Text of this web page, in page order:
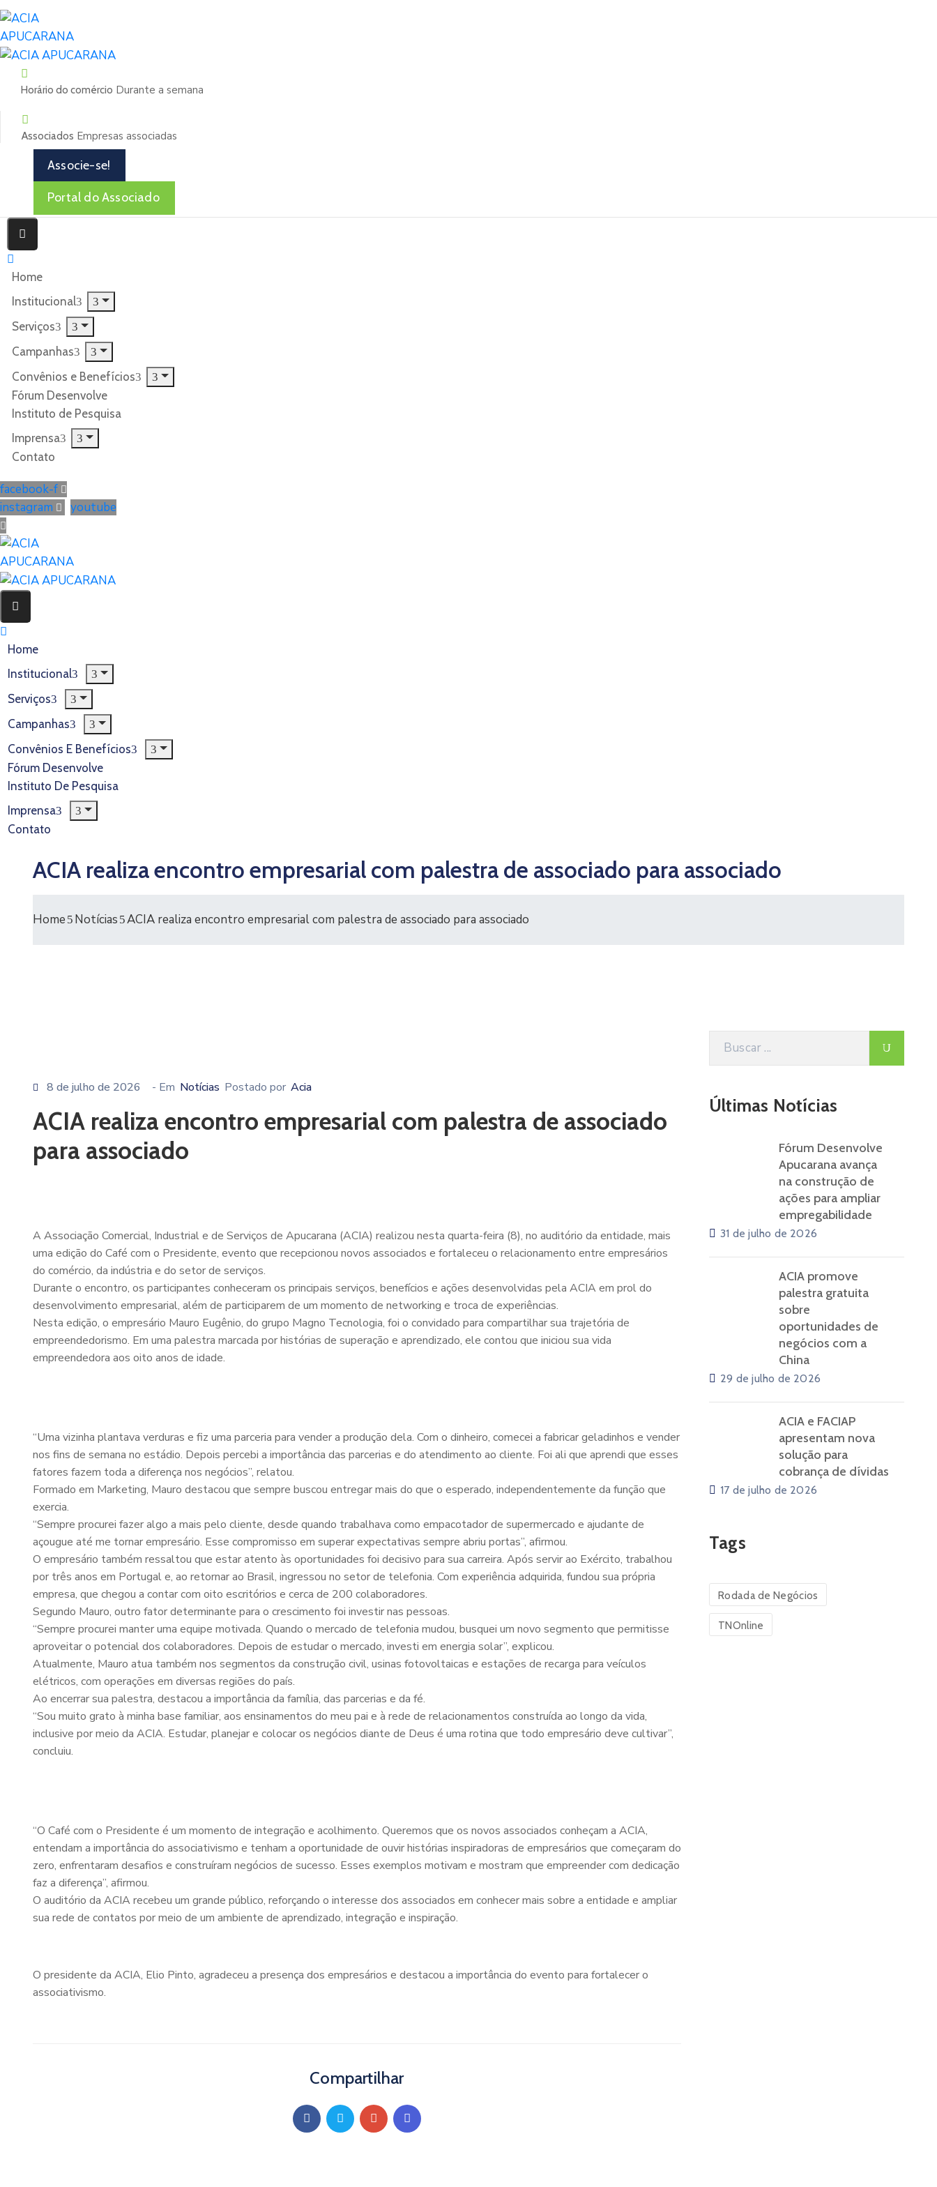
Horário do comércio Durante a semana
Associados Empresas associadas
Associe-se!
Portal do Associado
Home
Institucional
Serviços
Campanhas
Convênios e Benefícios
Fórum Desenvolve
Instituto de Pesquisa
Imprensa
Contato
facebook-f
instagram
youtube
Home
Institucional
Serviços
Campanhas
Convênios E Benefícios
Fórum Desenvolve
Instituto De Pesquisa
Imprensa
Contato
ACIA realiza encontro empresarial com palestra de associado para associado
Home Notícias ACIA realiza encontro empresarial com palestra de associado para associado
8 de julho de 2026 - Em Notícias Postado por Acia
ACIA realiza encontro empresarial com palestra de associado
para associado
A Associação Comercial, Industrial e de Serviços de Apucarana (ACIA) realizou nesta quarta-feira (8), no auditório da entidade, mais
uma edição do Café com o Presidente, evento que recepcionou novos associados e fortaleceu o relacionamento entre empresários
do comércio, da indústria e do setor de serviços.
Durante o encontro, os participantes conheceram os principais serviços, benefícios e ações desenvolvidas pela ACIA em prol do
desenvolvimento empresarial, além de participarem de um momento de networking e troca de experiências.
Nesta edição, o empresário Mauro Eugênio, do grupo Magno Tecnologia, foi o convidado para compartilhar sua trajetória de
empreendedorismo. Em uma palestra marcada por histórias de superação e aprendizado, ele contou que iniciou sua vida
empreendedora aos oito anos de idade.
“Uma vizinha plantava verduras e fiz uma parceria para vender a produção dela. Com o dinheiro, comecei a fabricar geladinhos e vender
nos fins de semana no estádio. Depois percebi a importância das parcerias e do atendimento ao cliente. Foi ali que aprendi que esses
fatores fazem toda a diferença nos negócios”, relatou.
Formado em Marketing, Mauro destacou que sempre buscou entregar mais do que o esperado, independentemente da função que
exercia.
“Sempre procurei fazer algo a mais pelo cliente, desde quando trabalhava como empacotador de supermercado e ajudante de
açougue até me tornar empresário. Esse compromisso em superar expectativas sempre abriu portas”, afirmou.
O empresário também ressaltou que estar atento às oportunidades foi decisivo para sua carreira. Após servir ao Exército, trabalhou
por três anos em Portugal e, ao retornar ao Brasil, ingressou no setor de telefonia. Com experiência adquirida, fundou sua própria
empresa, que chegou a contar com oito escritórios e cerca de 200 colaboradores.
Segundo Mauro, outro fator determinante para o crescimento foi investir nas pessoas.
“Sempre procurei manter uma equipe motivada. Quando o mercado de telefonia mudou, busquei um novo segmento que permitisse
aproveitar o potencial dos colaboradores. Depois de estudar o mercado, investi em energia solar”, explicou.
Atualmente, Mauro atua também nos segmentos da construção civil, usinas fotovoltaicas e estações de recarga para veículos
elétricos, com operações em diversas regiões do país.
Ao encerrar sua palestra, destacou a importância da família, das parcerias e da fé.
“Sou muito grato à minha base familiar, aos ensinamentos do meu pai e à rede de relacionamentos construída ao longo da vida,
inclusive por meio da ACIA. Estudar, planejar e colocar os negócios diante de Deus é uma rotina que todo empresário deve cultivar”,
concluiu.
“O Café com o Presidente é um momento de integração e acolhimento. Queremos que os novos associados conheçam a ACIA,
entendam a importância do associativismo e tenham a oportunidade de ouvir histórias inspiradoras de empresários que começaram do
zero, enfrentaram desafios e construíram negócios de sucesso. Esses exemplos motivam e mostram que empreender com dedicação
faz a diferença”, afirmou.
O auditório da ACIA recebeu um grande público, reforçando o interesse dos associados em conhecer mais sobre a entidade e ampliar
sua rede de contatos por meio de um ambiente de aprendizado, integração e inspiração.
O presidente da ACIA, Elio Pinto, agradeceu a presença dos empresários e destacou a importância do evento para fortalecer o
associativismo.
Compartilhar
Últimas Notícias
Fórum Desenvolve
Apucarana avança
na construção de
ações para ampliar
empregabilidade
31 de julho de 2026
ACIA promove
palestra gratuita
sobre
oportunidades de
negócios com a
China
29 de julho de 2026
ACIA e FACIAP
apresentam nova
solução para
cobrança de dívidas
17 de julho de 2026
Tags
Rodada de Negócios
TNOnline